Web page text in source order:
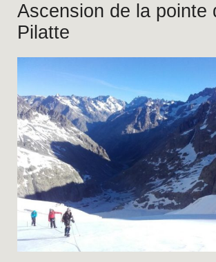
Ascension de la pointe
Pilatte